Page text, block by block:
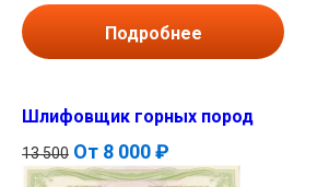
Подробнее
Шлифовщик горных пород
13 500 От 8 000 ₽